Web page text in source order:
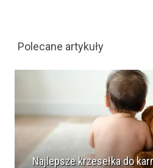
Polecane artykuły
Najlepsze krzesełka do